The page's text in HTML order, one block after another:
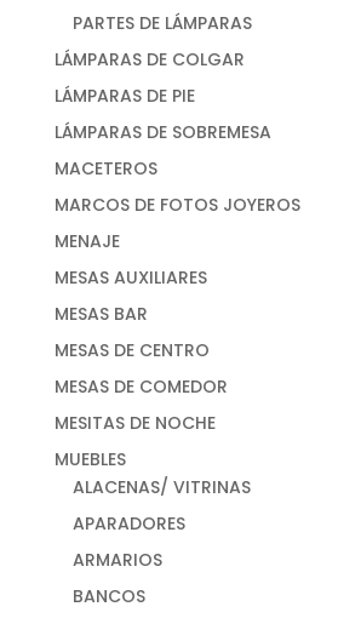
PARTES DE LÁMPARAS
LÁMPARAS DE COLGAR
LÁMPARAS DE PIE
LÁMPARAS DE SOBREMESA
MACETEROS
MARCOS DE FOTOS JOYEROS
MENAJE
MESAS AUXILIARES
MESAS BAR
MESAS DE CENTRO
MESAS DE COMEDOR
MESITAS DE NOCHE
MUEBLES
ALACENAS/ VITRINAS
APARADORES
ARMARIOS
BANCOS